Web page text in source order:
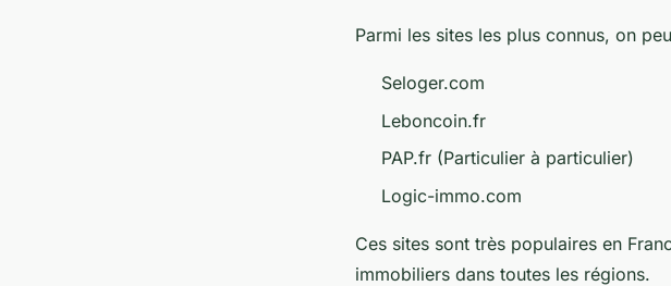
Parmi les sites les plus connus, on
Seloger.com
Leboncoin.fr
PAP.fr (Particulier à particulier)
Logic-immo.com
Ces sites sont très populaires en
immobiliers dans toutes les régions.